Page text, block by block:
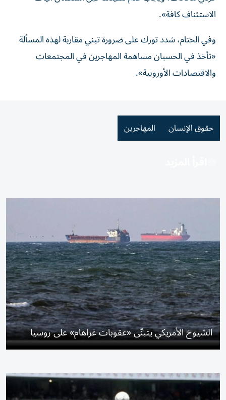
الاستئناف كافة».
وفي الختام، شدد تورك على ضرورة تبني مقاربة لهذه المسألة
«تأخذ في الحسبان مساهمة المهاجرين في المجتمعات
والاقتصادات الأوروبية».
حقوق الإنسان المهاجرين
الشيوخ الأمريكي يتبنّى «عقوبات غراهام» على روسيا